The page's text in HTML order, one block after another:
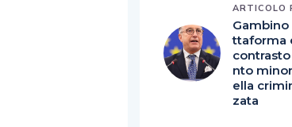
ARTICOLO
Gambino
ttaforma
nto
ella
zata